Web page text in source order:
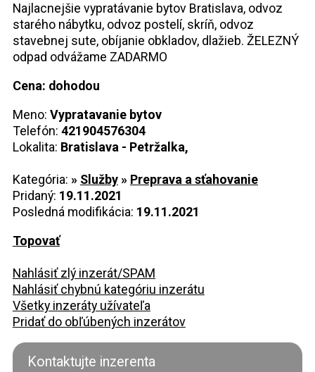
Najlacnejšie vypratávanie bytov Bratislava, odvoz
starého nábytku, odvoz postelí, skríň, odvoz
stavebnej sute, obíjanie obkladov, dlažieb. ŽELEZNÝ
odpad odvážame ZADARMO
Cena: dohodou
Meno: Vypratavanie bytov
Telefón: 421904576304
Lokalita: Bratislava - Petržalka,
Kategória: » Služby» Preprava a sťahovanie
Pridaný: 19.11.2021
Posledná modifikácia: 19.11.2021
Topovať
Nahlásiť zlý inzerát/SPAM
Nahlásiť chybnú kategóriu inzerátu
Všetky inzeráty užívateľa
Pridať do obľúbených inzerátov
Kontaktujte inzerenta